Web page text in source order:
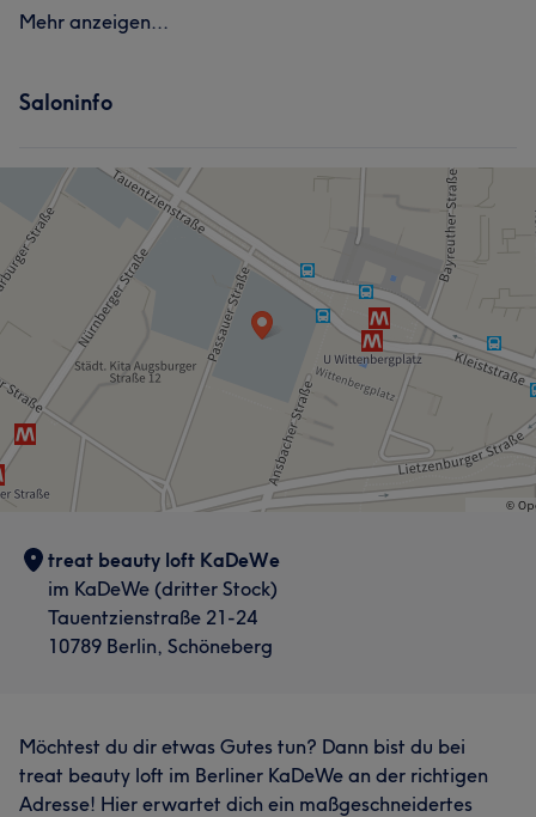
Mehr anzeigen...
Saloninfo
treat beauty loft KaDeWe
im KaDeWe (dritter Stock)
Tauentzienstraße 21-24
10789 Berlin, Schöneberg
Möchtest du dir etwas Gutes tun? Dann bist du bei
treat beauty loft im Berliner KaDeWe an der richtigen
Adresse! Hier erwartet dich ein maßgeschneidertes